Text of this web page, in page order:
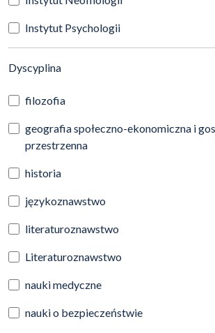
Instytut Psychologii
Dyscyplina(automatyczne przeładowanie
filozofia
geografia społeczno-ekonomiczna i
przestrzenna
historia
językoznawstwo
literaturoznawstwo
Literaturoznawstwo
nauki medyczne
nauki o bezpieczeństwie